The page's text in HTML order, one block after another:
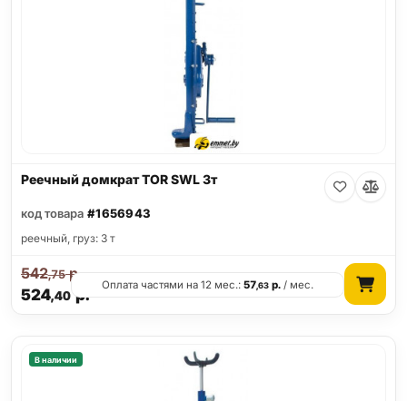
Реечный домкрат TOR SWL 3т
код товара #1656943
реечный, груз: 3 т
524,40р.
542,75р.
Оплата частями на 12 мес.:57,63 р. / мес.
В наличии